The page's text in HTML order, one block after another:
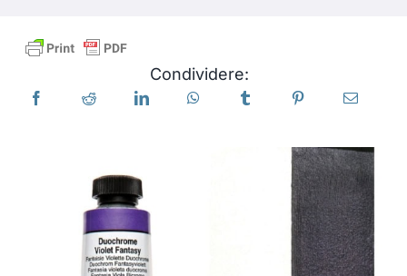
Libri
Eventi
Condividere: